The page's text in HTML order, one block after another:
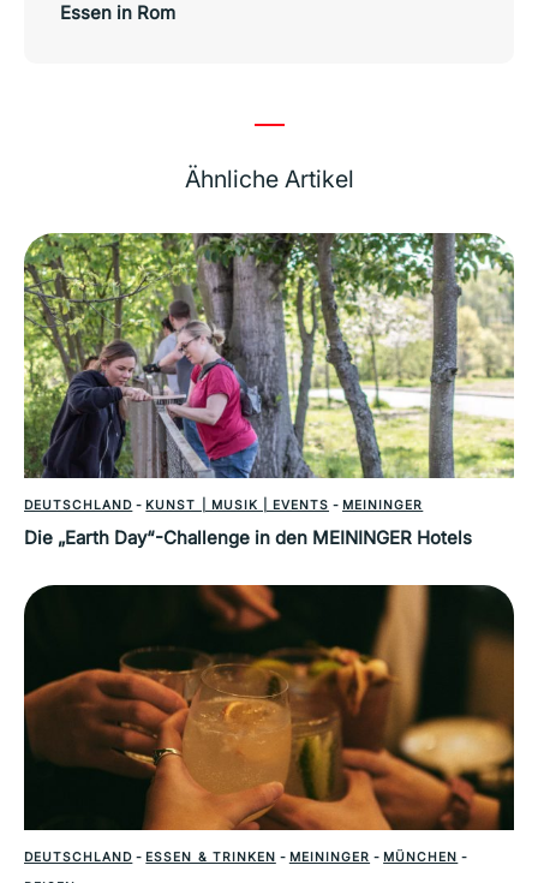
Essen in Rom
Ähnliche Artikel
DEUTSCHLAND - KUNST | MUSIK | EVENTS - MEININGER
Die „Earth Day“-Challenge in den MEININGER Hotels
DEUTSCHLAND - ESSEN & TRINKEN - MEININGER - MÜNCHEN -